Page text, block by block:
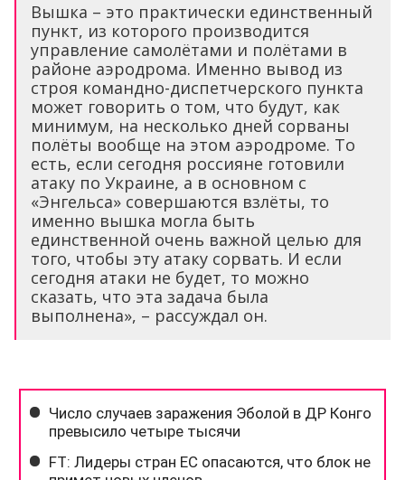
Вышка – это практически единственный
пункт, из которого производится
управление самолётами и полётами в
районе аэродрома. Именно вывод из
строя командно-диспетчерского пункта
может говорить о том, что будут, как
минимум, на несколько дней сорваны
полёты вообще на этом аэродроме. То
есть, если сегодня россияне готовили
атаку по Украине, а в основном с
«Энгельса» совершаются взлёты, то
именно вышка могла быть
единственной очень важной целью для
того, чтобы эту атаку сорвать. И если
сегодня атаки не будет, то можно
сказать, что эта задача была
выполнена», – рассуждал он.